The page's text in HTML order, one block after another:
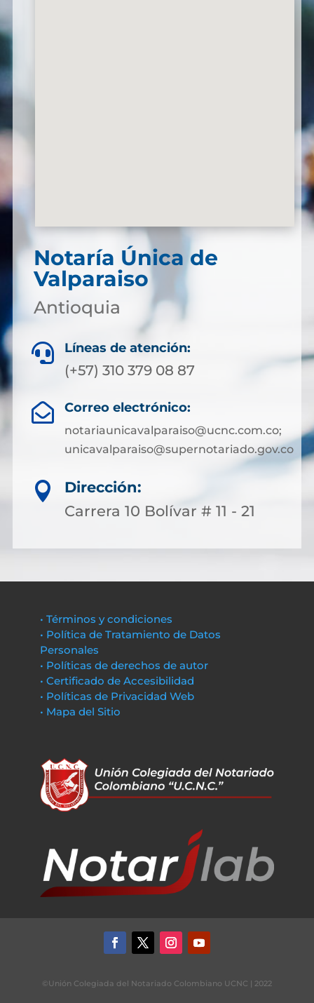
Notaría Única de
Valparaiso
Antioquia
 Líneas de atención:
(+57) 310 379 08 87
 Correo electrónico:
notariaunicavalparaiso@ucnc.com.co;
unicavalparaiso@supernotariado.gov.co

Dirección:
Carrera 10 Bolívar # 11 - 21
• Términos y condiciones
• Política de Tratamiento de Datos
Personales
• Políticas de derechos de autor
• Certificado de Accesibilidad
• Políticas de Privacidad Web
• Mapa del Sitio
©Unión Colegiada del Notariado Colombiano UCNC | 2022